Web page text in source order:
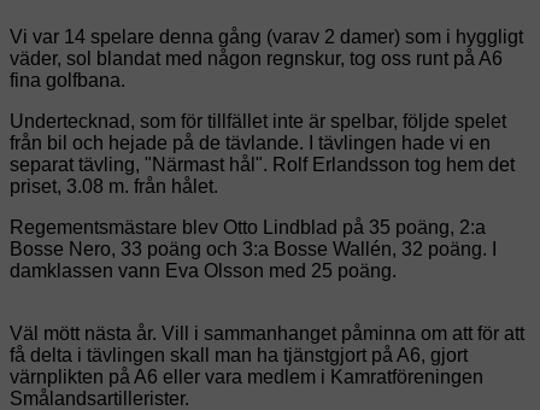
Vi var 14 spelare denna gång (varav 2 damer) som i hyggligt
väder, sol blandat med någon regnskur, tog oss runt på A6
fina golfbana.
Undertecknad, som för tillfället inte är spelbar, följde spelet
från bil och hejade på de tävlande. I tävlingen hade vi en
separat tävling, "Närmast hål". Rolf Erlandsson tog hem det
priset, 3.08 m. från hålet.
Regementsmästare blev Otto Lindblad på 35 poäng, 2:a
Bosse Nero, 33 poäng och 3:a Bosse Wallén, 32 poäng. I
damklassen vann Eva Olsson med 25 poäng.
Väl mött nästa år. Vill i sammanhanget påminna om att för att
få delta i tävlingen skall man ha tjänstgjort på A6, gjort
värnplikten på A6 eller vara medlem i Kamratföreningen
Smålandsartillerister.